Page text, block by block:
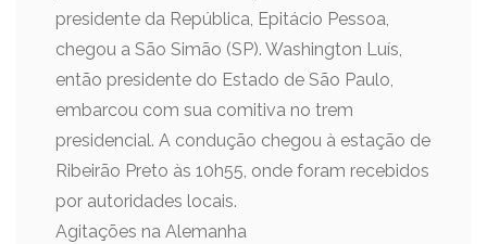
presidente da República, Epitácio Pessoa,
chegou a São Simão (SP). Washington Luís,
então presidente do Estado de São Paulo,
embarcou com sua comitiva no trem
presidencial. A condução chegou à estação de
Ribeirão Preto às 10h55, onde foram recebidos
por autoridades locais.
Agitações na Alemanha